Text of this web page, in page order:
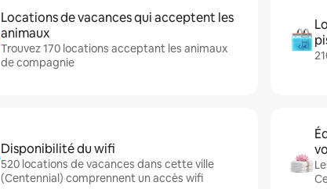
Locations de vacances qui acceptent les
animaux
Trouvez 170 locations acceptant les animaux
de compagnie
Disponibilité du wifi
520 locations de vacances dans cette ville
(Centennial) comprennent un accès wifi